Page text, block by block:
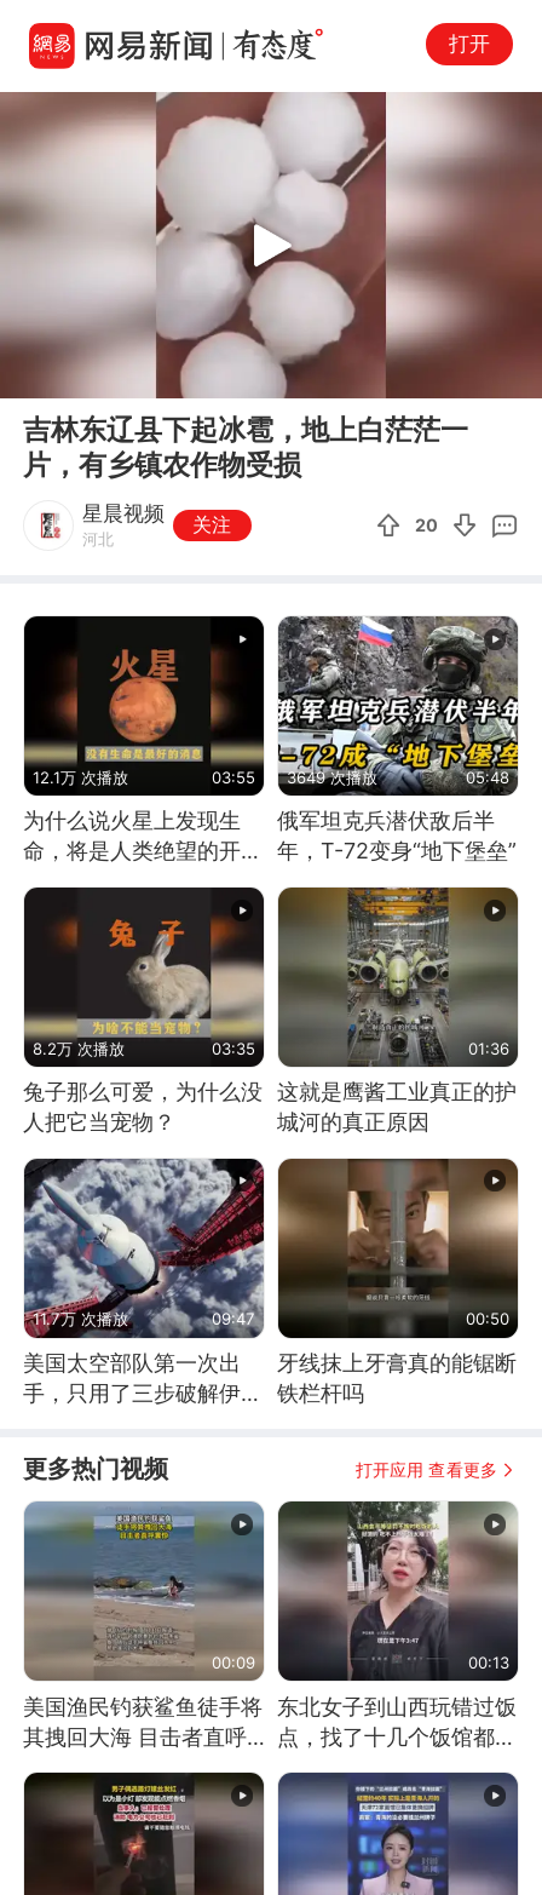
打开
Play
吉林东辽县下起冰雹，地上白茫茫一
片，有乡镇农作物受损
星晨视频
河北
关注 20
12.1万 次播放 03:55
为什么说火星上发现生
命，将是人类绝望的开
始？
3649 次播放 05:48
俄军坦克兵潜伏敌后半
年，T-72变身“地下堡垒”
8.2万 次播放 03:35
兔子那么可爱，为什么没
人把它当宠物？
01:36
这就是鹰酱工业真正的护
城河的真正原因
11.7万 次播放 09:47
美国太空部队第一次出
手，只用了三步破解伊朗
00:50
牙线抹上牙膏真的能锯断
铁栏杆吗
更多热门视频 打开应用 查看更多
00:09
美国渔民钓获鲨鱼徒手将
其拽回大海 目击者直呼
震惊 （视频来源：参考
消息）
00:13
东北女子到山西玩错过饭
点，找了十几个饭馆都没
开门：午休到几点